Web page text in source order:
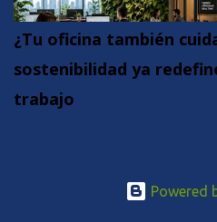
¿Tu oficina también
sostenibilidad ya
trabajo
Powered